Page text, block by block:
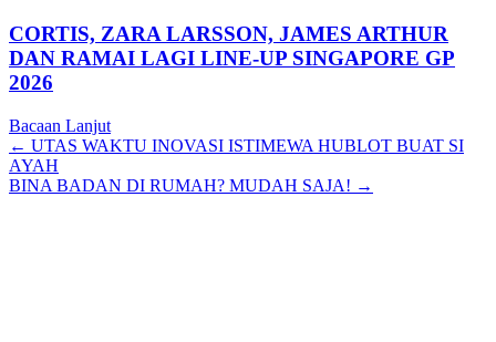
CORTIS, ZARA LARSSON, JAMES ARTHUR
DAN RAMAI LAGI LINE-UP SINGAPORE GP
2026
Bacaan Lanjut
Posts
navigation
← UTAS WAKTU INOVASI ISTIMEWA HUBLOT BUAT SI
AYAH
BINA BADAN DI RUMAH? MUDAH SAJA! →